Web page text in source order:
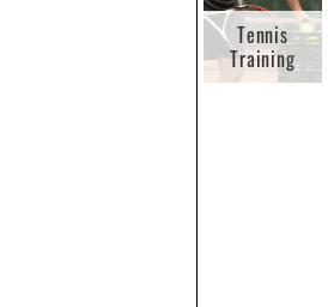
Tennis
Training